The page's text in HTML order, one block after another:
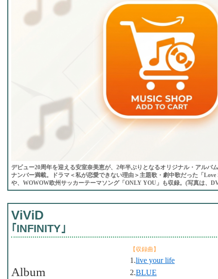
デビュー20周年を迎える安室奈美恵が、2年半ぶりとなるオリジナル・アルバ
ナンバー満載。ドラマ＜私が恋愛できない理由＞主題歌・劇中歌だった「
や、WOWOW欧州サッカーテーマソング「ONLY YOU」も収録。(写真は、
ViViD
｢INFINITY｣
【収録曲】
1.live your life
2.BLUE
Album